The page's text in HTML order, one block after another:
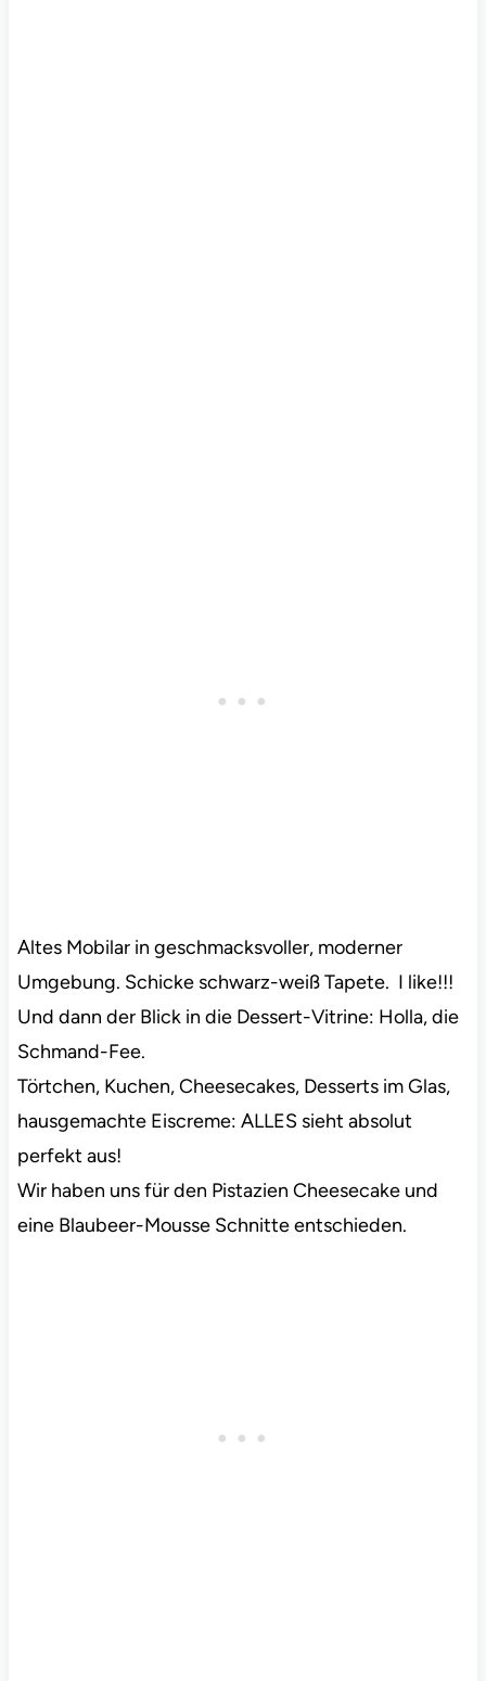
Altes Mobilar in geschmacksvoller, moderner
Umgebung. Schicke schwarz-weiß Tapete. I like!!!
Und dann der Blick in die Dessert-Vitrine: Holla, die
Schmand-Fee.
Törtchen, Kuchen, Cheesecakes, Desserts im Glas,
hausgemachte Eiscreme: ALLES sieht absolut
perfekt aus!
Wir haben uns für den Pistazien Cheesecake und
eine Blaubeer-Mousse Schnitte entschieden.